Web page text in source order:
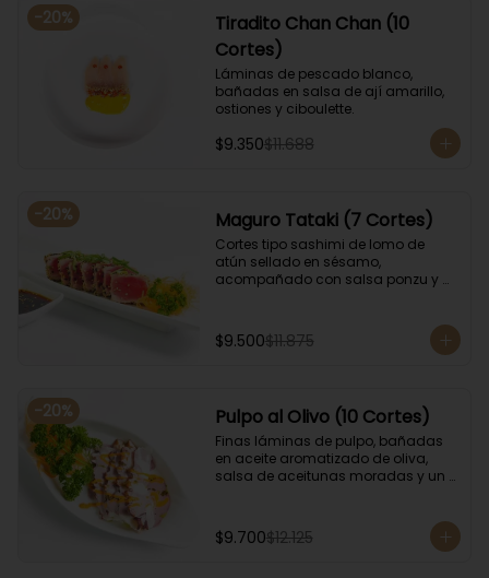
-20%
Tiradito Chan Chan (10
Cortes)
Láminas de pescado blanco,
bañadas en salsa de ají amarillo,
ostiones y ciboulette.
$9.350$11.688
-20% Maguro Tataki (7 Cortes)
Cortes tipo sashimi de lomo de
atún sellado en sésamo,
acompañado con salsa ponzu y
$9.500$11.875
-20% Pulpo al Olivo (10 Cortes)
Finas láminas de pulpo, bañadas
en aceite aromatizado de oliva,
salsa de aceitunas moradas y un
$9.700$12.125